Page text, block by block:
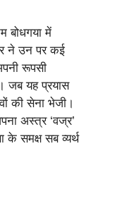
बोधगया में
ने उन पर कई
रूपसी
जब यह प्रयास
की सेना भेजी।
अस्त्र ‘वज्र’
समक्ष सब व्यर्थ